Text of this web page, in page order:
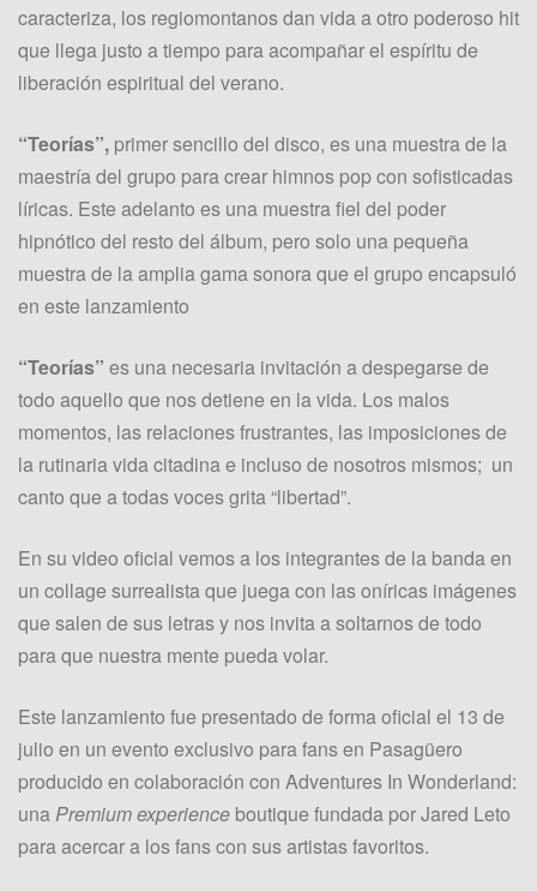
caracteriza, los regiomontanos dan vida a otro poderoso hit
que llega justo a tiempo para acompañar el espíritu de
liberación espiritual del verano.
“Teorías”, primer sencillo del disco, es una muestra de la
maestría del grupo para crear himnos pop con sofisticadas
líricas. Este adelanto es una muestra fiel del poder
hipnótico del resto del álbum, pero solo una pequeña
muestra de la amplia gama sonora que el grupo encapsuló
en este lanzamiento
“Teorías” es una necesaria invitación a despegarse de
todo aquello que nos detiene en la vida. Los malos
momentos, las relaciones frustrantes, las imposiciones de
la rutinaria vida citadina e incluso de nosotros mismos; un
canto que a todas voces grita “libertad”.
En su video oficial vemos a los integrantes de la banda en
un collage surrealista que juega con las oníricas imágenes
que salen de sus letras y nos invita a soltarnos de todo
para que nuestra mente pueda volar.
Este lanzamiento fue presentado de forma oficial el 13 de
julio en un evento exclusivo para fans en Pasagüero
producido en colaboración con Adventures In Wonderland:
unaPremium experience boutique fundada por Jared Leto
para acercar a los fans con sus artistas favoritos.